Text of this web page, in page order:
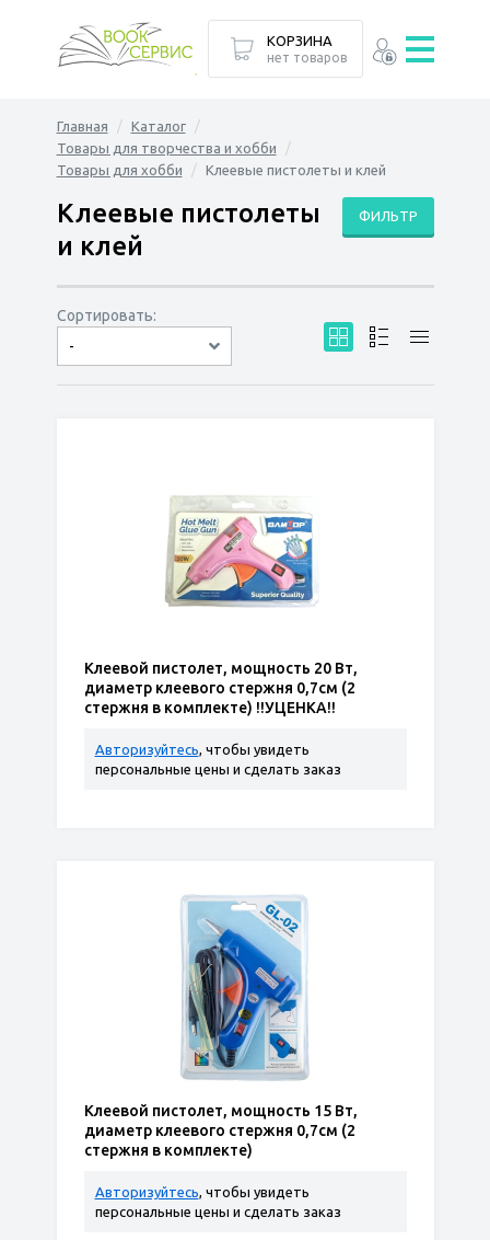
Главная
Каталог
Товары для творчества и хобби
Товары для хобби
Клеевые пистолеты и клей
ФИЛЬТР
Клеевые пистолеты
и клей
Сортировать:
-
по дате
по популярности
сначала дешёвые
сначала дорогие
Клеевой пистолет, мощность 20 Вт,
диаметр клеевого стержня 0,7см (2
стержня в комплекте) !!УЦЕНКА!!
Авторизуйтесь, чтобы увидеть
персональные цены и сделать заказ
Клеевой пистолет, мощность 15 Вт,
диаметр клеевого стержня 0,7см (2
стержня в комплекте)
Авторизуйтесь, чтобы увидеть
персональные цены и сделать заказ
КОРЗИНА
нет товаров